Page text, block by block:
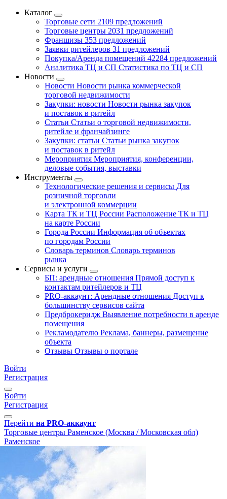
Каталог
Торговые сети 2109 предложений
Торговые центры 2031 предложений
Франшизы 353 предложений
Заявки ритейлеров 31 предложений
Покупка/Аренда помещений 42284 предложений
Аналитика ТЦ и СП Статистика по ТЦ и СП
Новости
Новости Новости рынка коммерческой
торговой недвижимости
Закупки: новости Новости рынка закупок
и поставок в ритейл
Статьи Статьи о торговой недвижимости,
ритейле и франчайзинге
Закупки: статьи Статьи рынка закупок
и поставок в ритейл
Мероприятия Мероприятия, конференции,
деловые события, выставки
Инструменты
Технологические решения и сервисы Для
розничной торговли
и электронной коммерции
Карта ТК и ТЦ России Расположение ТК и ТЦ
на карте России
Города России Информация об объектах
по городам России
Словарь терминов Словарь терминов
рынка
Сервисы и услуги
БП: арендные отношения Прямой доступ к
контактам ритейлеров и ТЦ
PRO-аккаунт: Арендные отношения Доступ к
большинству сервисов сайта
Предброкеридж Выявление потребности в аренде
помещения
Рекламодателю Реклама, баннеры, размещение
объекта
Отзывы Отзывы о портале
Войти
Регистрация
Войти
Регистрация
Перейти на PRO-аккаунт
Торговые центры Раменское (Москва / Московская обл)
Раменское